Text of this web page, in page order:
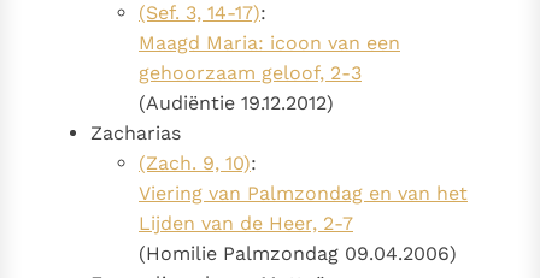
(Sef. 3, 14-17):
Maagd Maria: icoon van een
gehoorzaam geloof, 2-3
(Audiëntie 19.12.2012)
Zacharias
(Zach. 9, 10):
Viering van Palmzondag en van het
Lijden van de Heer, 2-7
(Homilie Palmzondag 09.04.2006)